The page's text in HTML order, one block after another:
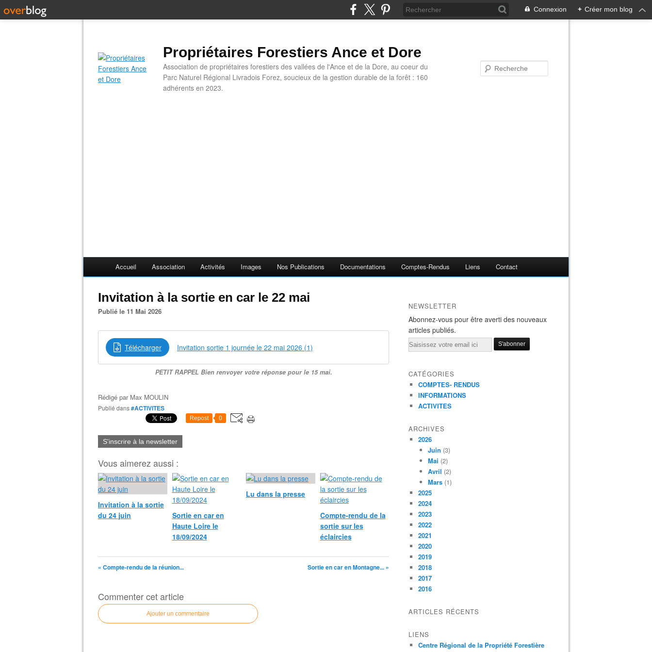
Connexion + Créer mon blog
Propriétaires Forestiers Ance et Dore
Association de propriétaires forestiers des vallées de l'Ance et de la Dore, au coeur du
Parc Naturel Régional Livradois Forez, soucieux de la gestion durable de la forêt : 160
adhérents en 2023.
Accueil Association Activités Images Nos Publications Documentations Comptes-Rendus Liens Contact
Invitation à la sortie en car le 22 mai
Publié le 11 Mai 2026
Télécharger Invitation sortie 1 journée le 22 mai 2026 (1)
PETIT RAPPEL Bien renvoyer votre réponse pour le 15 mai.
Rédigé par Max MOULIN
Publié dans#ACTIVITES
Repost 0
S'inscrire à la newsletter
Vous aimerez aussi :
Invitation à la sortie
du 24 juin
Sortie en car en
Haute Loire le
18/09/2024
Lu dans la presse
Compte-rendu de la
sortie sur les
éclaircies
« Compte-rendu de la réunion... Sortie en car en Montagne... »
Commenter cet article
Ajouter un commentaire
NEWSLETTER
Abonnez-vous pour être averti des nouveaux
articles publiés.
Email
CATÉGORIES
COMPTES- RENDUS
INFORMATIONS
ACTIVITES
ARCHIVES
2026
Juin (3)
Mai (2)
Avril (2)
Mars (1)
2025
2024
2023
2022
2021
2020
2019
2018
2017
2016
ARTICLES RÉCENTS
LIENS
Centre Régional de la Propriété Forestière